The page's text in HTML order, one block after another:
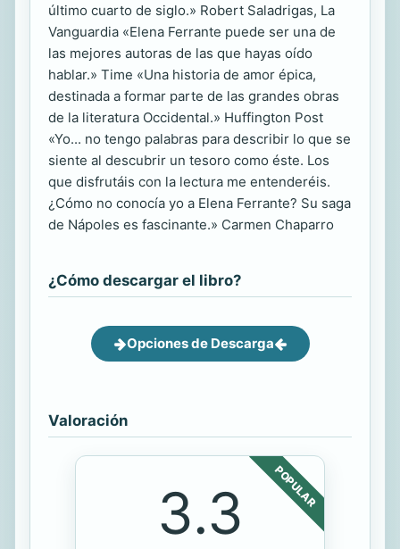
último cuarto de siglo.» Robert Saladrigas, La
Vanguardia «Elena Ferrante puede ser una de
las mejores autoras de las que hayas oído
hablar.» Time «Una historia de amor épica,
destinada a formar parte de las grandes obras
de la literatura Occidental.» Huffington Post
«Yo... no tengo palabras para describir lo que se
siente al descubrir un tesoro como éste. Los
que disfrutáis con la lectura me entenderéis.
¿Cómo no conocía yo a Elena Ferrante? Su saga
de Nápoles es fascinante.» Carmen Chaparro
¿Cómo descargar el libro?
Opciones de Descarga
Valoración
POPULAR
3.3